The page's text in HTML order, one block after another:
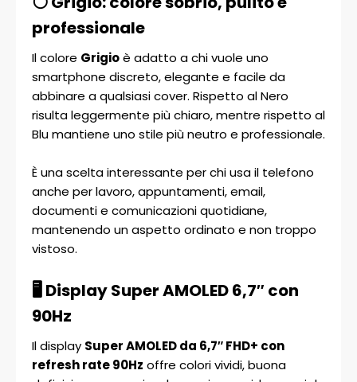
professionale
Il colore Grigioè adatto a chi vuole uno
smartphone discreto, elegante e facile da
abbinare a qualsiasi cover. Rispetto al Nero
risulta leggermente più chiaro, mentre rispetto al
Blu mantiene uno stile più neutro e professionale.
È una scelta interessante per chi usa il telefono
anche per lavoro, appuntamenti, email,
documenti e comunicazioni quotidiane,
mantenendo un aspetto ordinato e non troppo
vistoso.
🖥️ Display Super AMOLED 6,7″ con
90Hz
Il display Super AMOLED da 6,7″ FHD+ con
refresh rate 90Hz offre colori vividi, buona